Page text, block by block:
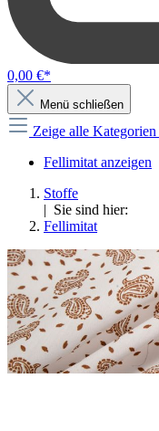
0,00 €*
Menü schließen
Zeige alle Kategorien
Fellimitat anzeigen
Stoffe
| Sie sind hier:
Fellimitat